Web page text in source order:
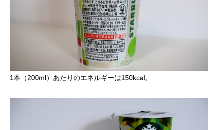
1本（200ml）あたりのエネルギーは150kcal。